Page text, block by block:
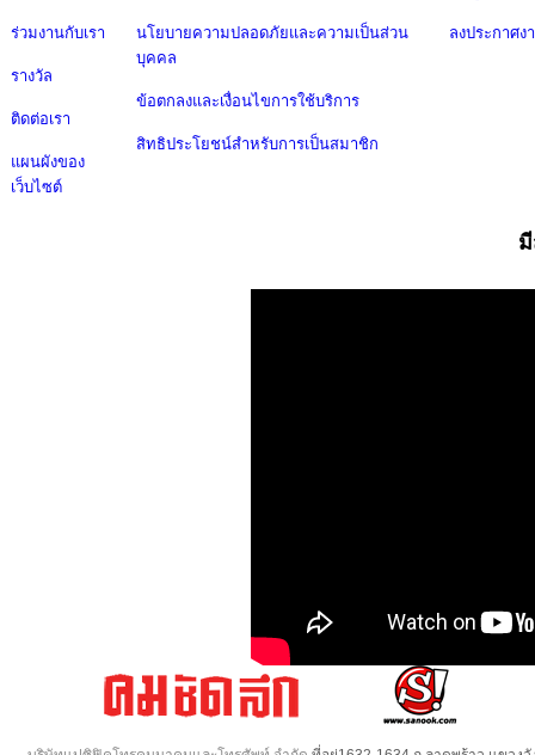
ร่วมงานกับเรา
รางวัล
ติดต่อเรา
แผนผังของ
เว็บไซต์
นโยบายความปลอดภัยและความเป็นส่วน
บุคคล
ข้อตกลงและเงื่อนไขการใช้บริการ
สิทธิประโยชน์สำหรับการเป็นสมาชิก
ลงประกาศง